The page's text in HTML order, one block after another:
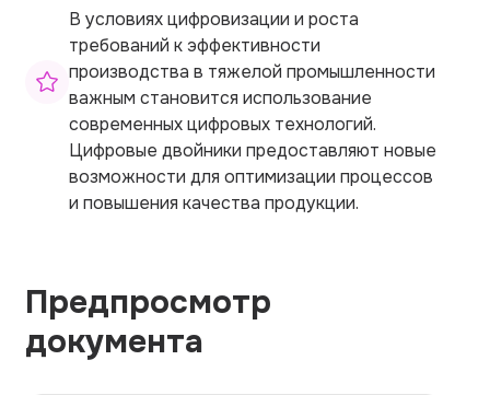
В условиях цифровизации и роста
требований к эффективности
производства в тяжелой промышленности
важным становится использование
современных цифровых технологий.
Цифровые двойники предоставляют новые
возможности для оптимизации процессов
и повышения качества продукции.
Предпросмотр
документа